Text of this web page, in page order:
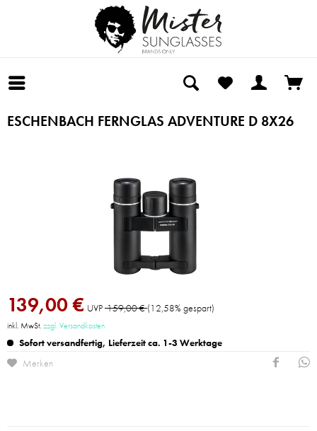
ESCHENBACH FERNGLAS ADVENTURE D 8X26
139,00 € UVP159,00 €(12,58% gespart)
inkl. MwSt.zzgl. Versandkosten
Sofort versandfertig, Lieferzeit ca. 1-3 Werktage
Merken